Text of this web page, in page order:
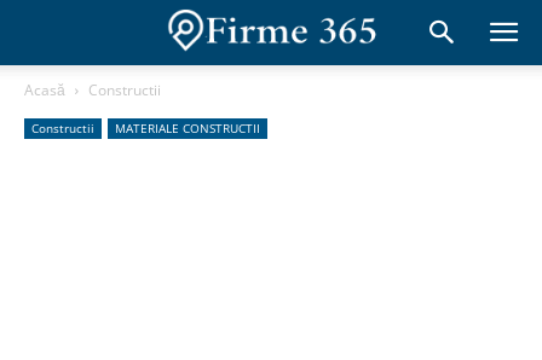
Acasă Constructii
Constructii MATERIALE CONSTRUCTII